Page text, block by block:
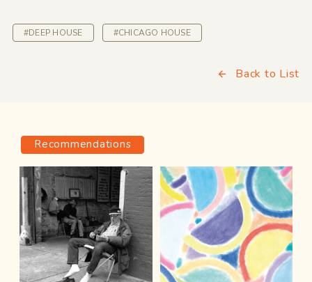
#DEEP HOUSE #CHICAGO HOUSE
Back to List
Recommendations